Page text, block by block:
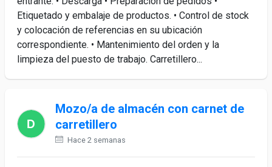
Etiquetado y embalaje de productos. • Control de stock
y colocación de referencias en su ubicación
correspondiente. • Mantenimiento del orden y la
limpieza del puesto de trabajo. Carretillero...
Mozo/a de almacén con carnet de
carretillero
Hace 2 semanas